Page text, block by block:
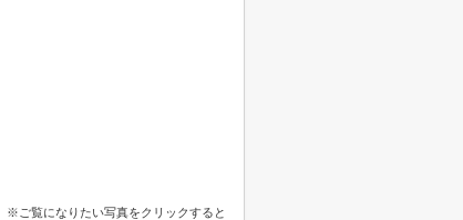
※ご覧になりたい写真をクリックすると